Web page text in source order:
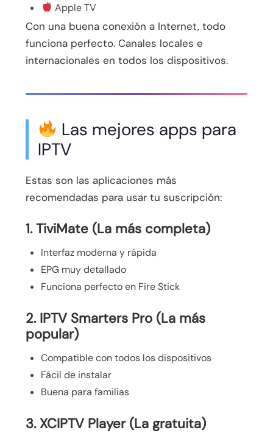
Apple TV
Con una buena conexión a Internet, todo
funciona perfecto. Canales locales e
internacionales en todos los dispositivos.
Las mejores apps para
IPTV
Estas son las aplicaciones más
recomendadas para usar tu suscripción:
1. TiviMate (La más completa)
Interfaz moderna y rápida
EPG muy detallado
Funciona perfecto en Fire Stick
2. IPTV Smarters Pro (La más
popular)
Compatible con todos los dispositivos
Fácil de instalar
Buena para familias
3. XCIPTV Player (La gratuita)